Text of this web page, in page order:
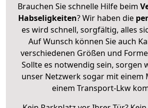
Brauchen Sie schnelle Hilfe beim
Habseligkeiten? Wir haben die
es wird schnell, sorgfältig, alles
Auf Wunsch können Sie auch
verschiedenen Größen und
Sollte es notwendig sein, sorgen
unser Netzwerk sogar mit einem
einem Transport-Lkw